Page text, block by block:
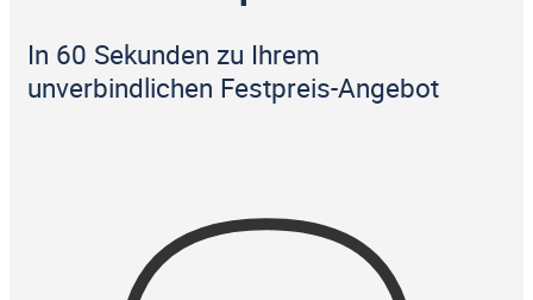
In 60 Sekunden zu Ihrem
unverbindlichen Festpreis-Angebot